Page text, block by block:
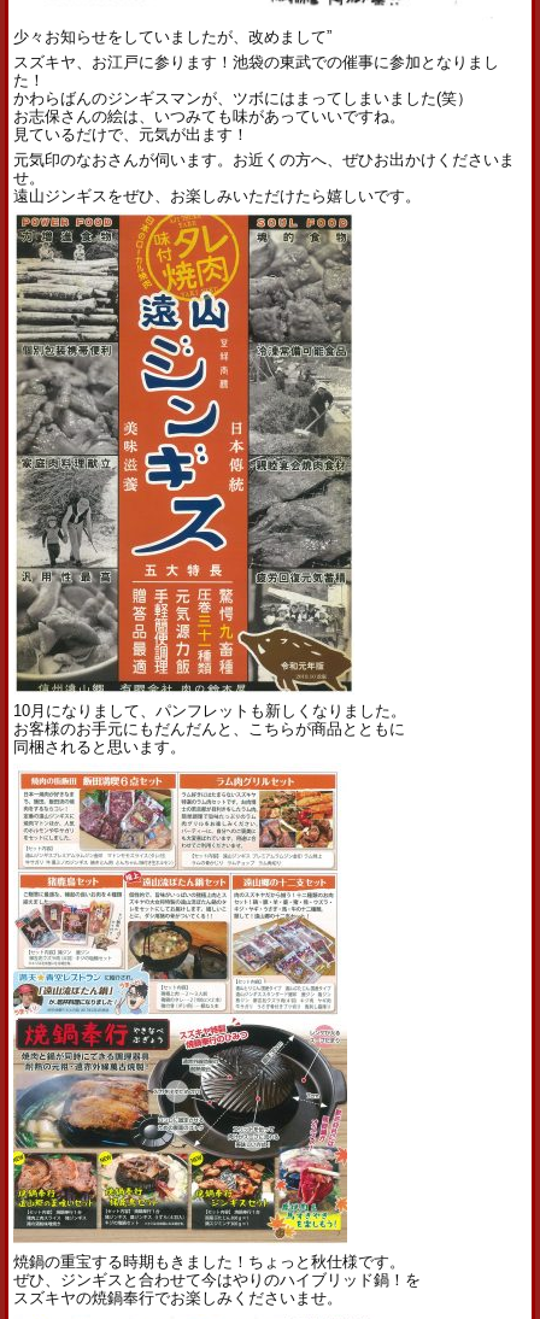
少々お知らせをしていましたが、改めまして”
スズキヤ、お江戸に参ります！池袋の東武での催事に参加となりまし
た！
かわらばんのジンギスマンが、ツボにはまってしまいました(笑）
お志保さんの絵は、いつみても味があっていいですね。
見ているだけで、元気が出ます！
元気印のなおさんが伺います。お近くの方へ、ぜひお出かけくださいま
せ。
遠山ジンギスをぜひ、お楽しみいただけたら嬉しいです。
10月になりまして、パンフレットも新しくなりました。
お客様のお手元にもだんだんと、こちらが商品とともに
同梱されると思います。
焼鍋の重宝する時期もきました！ちょっと秋仕様です。
ぜひ、ジンギスと合わせて今はやりのハイブリッド鍋！を
スズキヤの焼鍋奉行でお楽しみくださいませ。